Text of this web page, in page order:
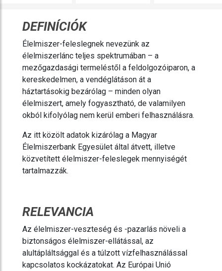
DEFINÍCIÓK
Élelmiszer-feleslegnek nevezünk az
élelmiszerlánc teljes spektrumában – a
mezőgazdasági termeléstől a feldolgozóiparon, a
kereskedelmen, a vendéglátáson át a
háztartásokig bezárólag – minden olyan
élelmiszert, amely fogyasztható, de valamilyen
okból kifolyólag nem kerül emberi felhasználásra.
Az itt közölt adatok kizárólag a Magyar
Élelmiszerbank Egyesület által átvett, illetve
közvetített élelmiszer-feleslegek mennyiségét
tartalmazzák.
RELEVANCIA
Az élelmiszer-veszteség és -pazarlás növeli a
biztonságos élelmiszer-ellátással, az
alultápláltsággal és a túlzott vízfelhasználással
kapcsolatos kockázatokat. Az Európai Unió